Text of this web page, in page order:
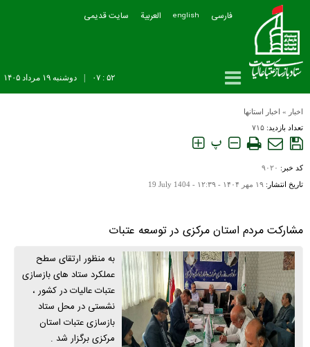
فارسی english العربیة سایت قدیمی
دوشنبه ۱۹ مرداد ۱۴۰۵ ۵۲ : ۰۷
اخبار » اخبار استانها
تعداد بازدید: ۷۱۵
پ
کد خبر: ۹۰۲۰
تاریخ انتشار: ۱۹ مهر ۱۴۰۴ - ۱۲:۳۹ - 19 July 1404
مشارکت مردم استان مرکزی در توسعه عتبات
به منظور ارتقای سطح
عملکرد ستاد های بازسازی
عتبات عالیات در کشور ،
نشستی در محل ستاد
بازسازی عتبات استان
مرکزی برگزار شد .